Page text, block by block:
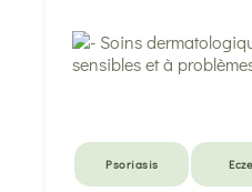
Psoriasis